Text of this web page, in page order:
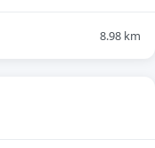
8.98 km